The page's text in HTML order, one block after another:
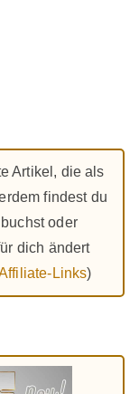
Artikel, die als
findest du
oder
dich ändert
Links)